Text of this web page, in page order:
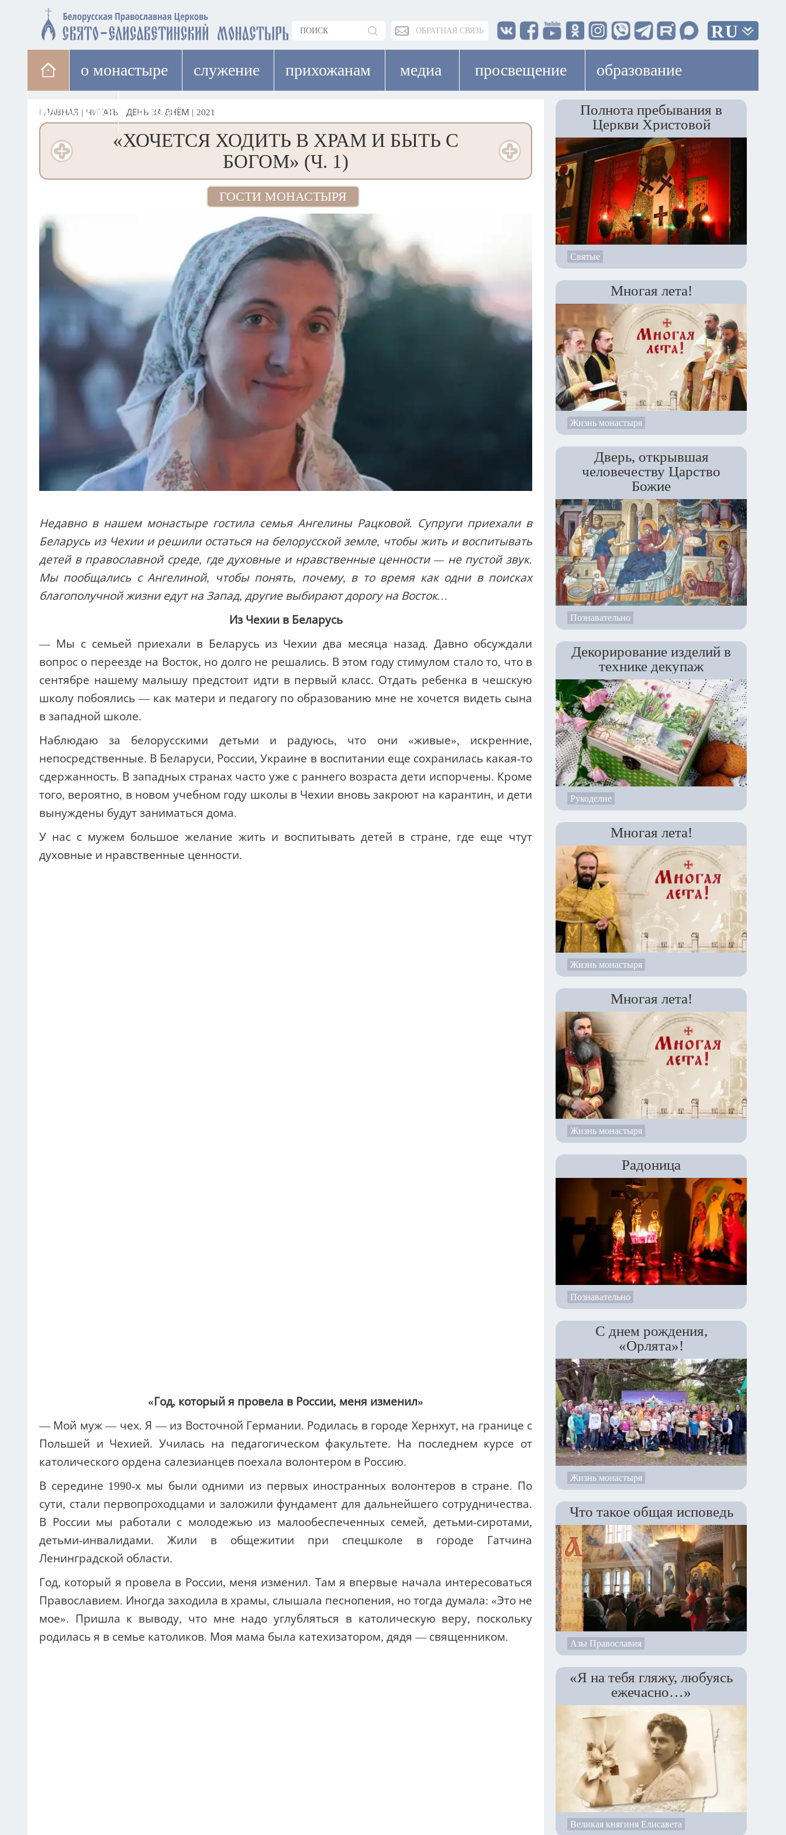
ОБРАТНАЯ СВЯЗЬ RU
о монастыре cлужение прихожанам медиа просвещение образование
паломникам лавка
ГЛАВНАЯ | ЧИТАТЬ ДЕНЬ ЗА ДНЁМ | 2021
«ХОЧЕТСЯ ХОДИТЬ В ХРАМ И БЫТЬ С
БОГОМ» (Ч. 1)
ГОСТИ МОНАСТЫРЯ
Недавно в нашем монастыре гостила семья Ангелины Рацковой. Супруги приехали в
Беларусь из Чехии и решили остаться на белорусской земле, чтобы жить и воспитывать
детей в православной среде, где духовные и нравственные ценности — не пустой звук.
Мы пообщались с Ангелиной, чтобы понять, почему, в то время как одни в поисках
благополучной жизни едут на Запад, другие выбирают дорогу на Восток…
Из Чехии в Беларусь
— Мы с семьей приехали в Беларусь из Чехии два месяца назад. Давно обсуждали
вопрос о переезде на Восток, но долго не решались. В этом году стимулом стало то, что в
сентябре нашему малышу предстоит идти в первый класс. Отдать ребенка в чешскую
школу побоялись — как матери и педагогу по образованию мне не хочется видеть сына
в западной школе.
Наблюдаю за белорусскими детьми и радуюсь, что они «живые», искренние,
непосредственные. В Беларуси, России, Украине в воспитании еще сохранилась какая-то
сдержанность. В западных странах часто уже с раннего возраста дети испорчены. Кроме
того, вероятно, в новом учебном году школы в Чехии вновь закроют на карантин, и дети
вынуждены будут заниматься дома.
У нас с мужем большое желание жить и воспитывать детей в стране, где еще чтут
духовные и нравственные ценности.
«Год, который я провела в России, меня изменил»
— Мой муж — чех. Я — из Восточной Германии. Родилась в городе Хернхут, на границе с
Польшей и Чехией. Училась на педагогическом факультете. На последнем курсе от
католического ордена салезианцев поехала волонтером в Россию.
В середине 1990-х мы были одними из первых иностранных волонтеров в стране. По
сути, стали первопроходцами и заложили фундамент для дальнейшего сотрудничества.
В России мы работали с молодежью из малообеспеченных семей, детьми-сиротами,
детьми-инвалидами. Жили в общежитии при спецшколе в городе Гатчина
Ленинградской области.
Год, который я провела в России, меня изменил. Там я впервые начала интересоваться
Православием. Иногда заходила в храмы, слышала песнопения, но тогда думала: «Это не
мое». Пришла к выводу, что мне надо углубляться в католическую веру, поскольку
родилась я в семье католиков. Моя мама была катехизатором, дядя — священником.
Полнота пребывания в
Церкви Христовой
Святые
Многая лета!
Жизнь монастыря
Дверь, открывшая
человечеству Царство
Божие
Познавательно
Декорирование изделий в
технике декупаж
Рукоделие
Многая лета!
Жизнь монастыря
Многая лета!
Жизнь монастыря
Радоница
Познавательно
С днем рождения,
«Орлята»!
Жизнь монастыря
Что такое общая исповедь
Азы Православия
«Я на тебя гляжу, любуясь
ежечасно…»
Великая княгиня Елисавета